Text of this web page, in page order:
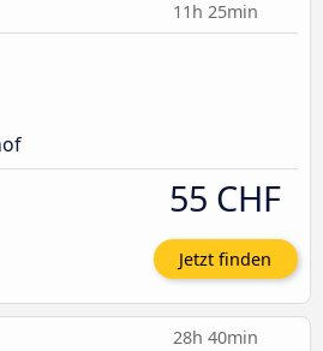
11h 25min
55 CHF
Jetzt finden
28h 40min